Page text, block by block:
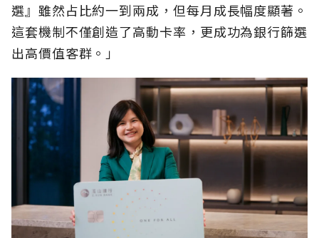
選』雖然占比約一到兩成，但每月成長幅度顯著。
這套機制不僅創造了高動卡率，更成功為銀行篩選
出高價值客群。」